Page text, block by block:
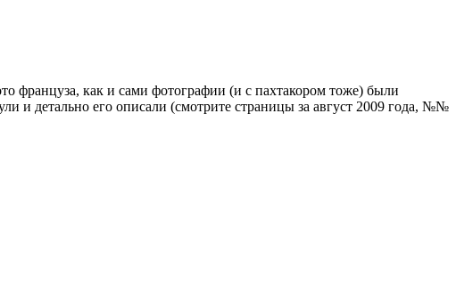
француза, как и сами фотографии (и с пахтакором тоже) были
и детально его описали (смотрите страницы за август 2009 года, №№